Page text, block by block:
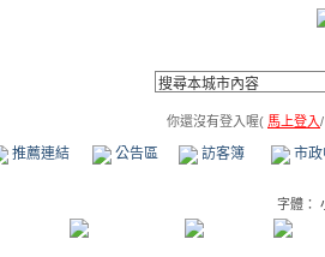
你還沒有登入喔( 馬上登入/
推薦連結 公告區 訪客簿 市政
字體：